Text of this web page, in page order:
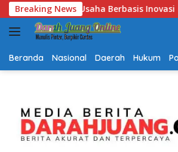
Langsung
ke
konten
Breaking News
Job Fair Kalsel 2026 Dibuka, Sediakan
Beranda Nasional Daerah Hukum